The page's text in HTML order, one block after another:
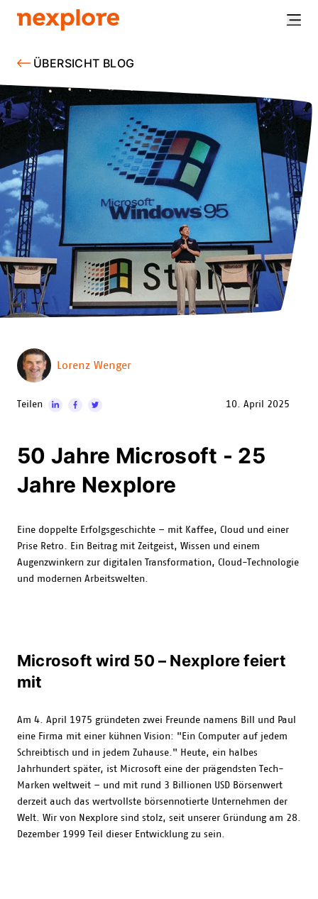
ÜBERSICHT BLOG
Lorenz Wenger
Teilen 10. April 2025
50 Jahre Microsoft - 25
Jahre Nexplore
Eine doppelte Erfolgsgeschichte – mit Kaffee, Cloud und einer
Prise Retro. Ein Beitrag mit Zeitgeist, Wissen und einem
Augenzwinkern zur digitalen Transformation, Cloud-Technologie
und modernen Arbeitswelten.
Microsoft wird 50 – Nexplore feiert
mit
Am 4. April 1975 gründeten zwei Freunde namens Bill und Paul
eine Firma mit einer kühnen Vision: "Ein Computer auf jedem
Schreibtisch und in jedem Zuhause." Heute, ein halbes
Jahrhundert später, ist Microsoft eine der prägendsten Tech-
Marken weltweit – und mit rund 3 Billionen USD Börsenwert
derzeit auch das wertvollste börsennotierte Unternehmen der
Welt. Wir von Nexplore sind stolz, seit unserer Gründung am 28.
Dezember 1999 Teil dieser Entwicklung zu sein.